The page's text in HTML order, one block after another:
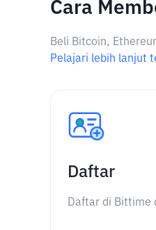
Cara
Beli Bitcoin,
Pelajari lebih lanjut
Daftar
Daftar di Bittime